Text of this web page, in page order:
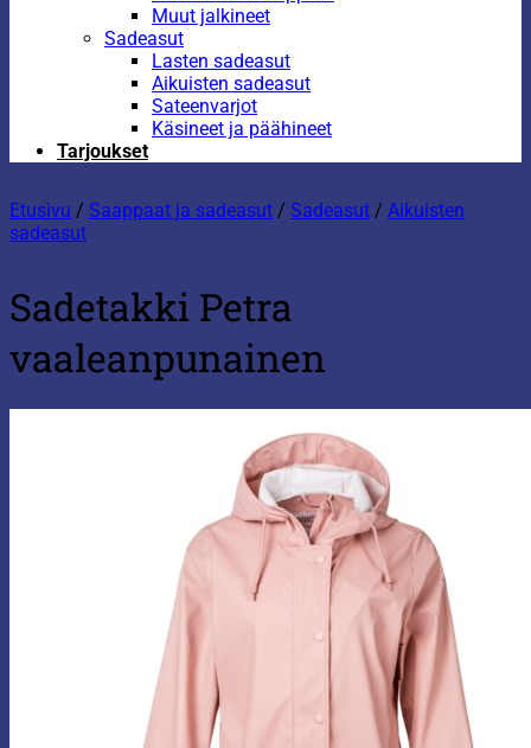
Muut jalkineet
Sadeasut
Lasten sadeasut
Aikuisten sadeasut
Sateenvarjot
Käsineet ja päähineet
Tarjoukset
Etusivu / Saappaat ja sadeasut / Sadeasut / Aikuisten
sadeasut
Sadetakki Petra
vaaleanpunainen